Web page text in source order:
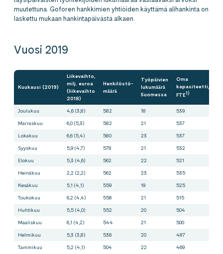
muutettuna. Goforen hankkimien yhtiöiden käyttämä alihankinta on
laskettu mukaan hankintapäivästä alkaen.
Vuosi 2019
Kuukausi (2019)
Liikevaihto,
milj. euroa
(liikevaihto
2018)
Henkilöstö-
määrä
Työpäivien
lukumäärä
Suomessa
Oma
kapasiteetti,
FTE1)
Joulukuu 4,6 (3,8) 582 18 539
Marraskuu 6,0 (5,3) 582 21 537
Lokakuu 6,6 (5,4) 580 23 537
Syyskuu 5,9 (4,7) 578 21 532
Elokuu 5,3 (4,6) 562 22 521
Heinäkuu 2,2 (2,2) 562 23 535
Kesäkuu 5,1 (4,1) 559 19 525
Toukokuu 6,2 (4,4) 558 21 515
Huhtikuu 5,5 (4,0) 552 20 504
Maaliskuu 6,1 (4,2) 544 21 500
Helmikuu 5,3 (3,8) 538 20 487
Tammikuu 5,2 (4,1) 504 22 469